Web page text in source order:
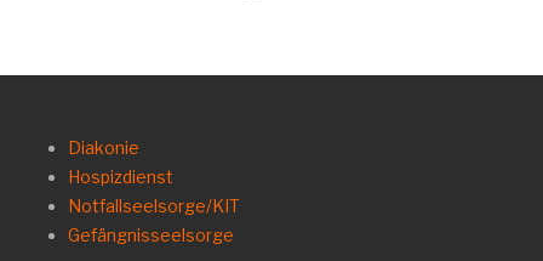
Diakonie
Hospizdienst
Notfallseelsorge/KIT
Gefängnisseelsorge